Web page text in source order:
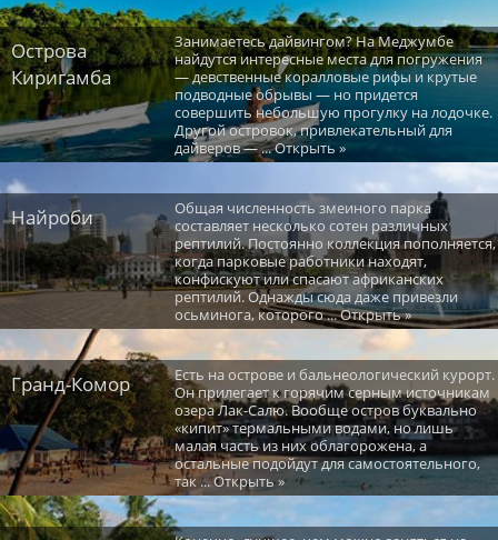
Острова
Киригамба
Занимаетесь дайвингом? На Меджумбе
найдутся интересные места для погружения
— девственные коралловые рифы и крутые
подводные обрывы — но придется
совершить небольшую прогулку на лодочке.
Другой островок, привлекательный для
дайверов — ... Открыть »
Найроби
Общая численность змеиного парка
составляет несколько сотен различных
рептилий. Постоянно коллекция пополняется,
когда парковые работники находят,
конфискуют или спасают африканских
рептилий. Однажды сюда даже привезли
осьминога, которого ... Открыть »
Гранд-Комор
Есть на острове и бальнеологический курорт.
Он прилегает к горячим серным источникам
озера Лак-Салю. Вообще остров буквально
«кипит» термальными водами, но лишь
малая часть из них облагорожена, а
остальные подойдут для самостоятельного,
так ... Открыть »